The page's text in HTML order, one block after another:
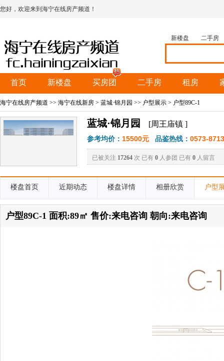
您好，欢迎来到海宁在线房产频道！
新楼盘 二手房
首页 新楼盘 买房团 二手房 租房
海宁在线房产频道 >> 海宁在线新房 > 蓝城·锦月园 >> 户型展示 > 户型89C-1
蓝城·锦月园 [周王庙镇 ]
参考均价： 15500元 品鉴热线： 0573-
已被关注 17264 次 已有 0 人参团 已有 0 人留言
楼盘首页 近期动态 楼盘详情 相册欣赏 户型
户型89C-1 面积:89㎡ 售价:来电咨询 朝向:来电咨询